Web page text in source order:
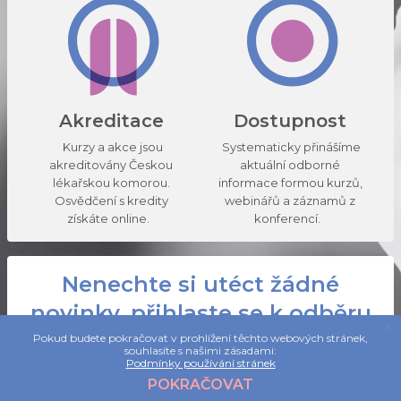
Akreditace
Kurzy a akce jsou
akreditovány Českou
lékařskou komorou.
Osvědčení s kredity
získáte online.
Dostupnost
Systematicky přinášíme
aktuální odborné
informace formou kurzů,
webinářů a záznamů z
konferencí.
Nenechte si utéct žádné
novinky, přihlaste se k odběru
newsletteru:
Pokud budete pokračovat v prohlížení těchto webových stránek,
souhlasíte s našimi zásadami:
Podmínky používání stránek
POKRAČOVAT